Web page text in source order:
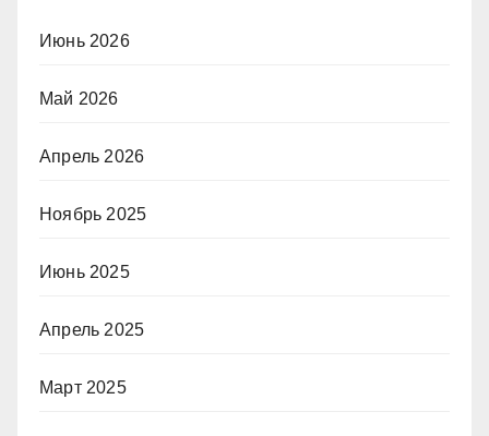
Июнь 2026
Май 2026
Апрель 2026
Ноябрь 2025
Июнь 2025
Апрель 2025
Март 2025